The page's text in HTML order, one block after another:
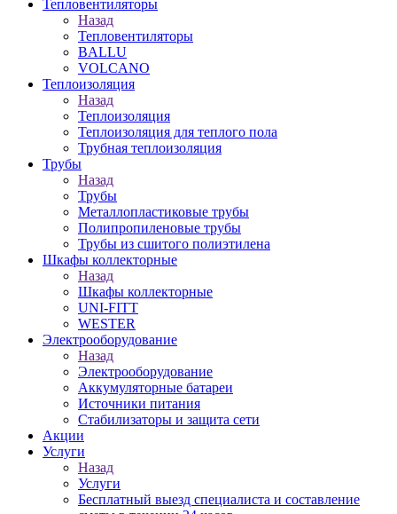
Тепловентиляторы
Назад
Тепловентиляторы
BALLU
VOLCANO
Теплоизоляция
Назад
Теплоизоляция
Теплоизоляция для теплого пола
Трубная теплоизоляция
Трубы
Назад
Трубы
Металлопластиковые трубы
Полипропиленовые трубы
Трубы из сшитого полиэтилена
Шкафы коллекторные
Назад
Шкафы коллекторные
UNI-FITT
WESTER
Электрооборудование
Назад
Электрооборудование
Аккумуляторные батареи
Источники питания
Стабилизаторы и защита сети
Акции
Услуги
Назад
Услуги
Бесплатный выезд специалиста и составление